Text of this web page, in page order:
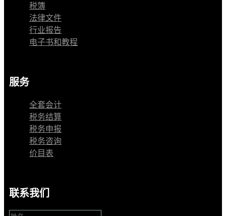
税簿
法律文件
行业报告
电子书和教程
服务
全套会计
税务结算
税务申报
税务咨询
价目表
联系我们